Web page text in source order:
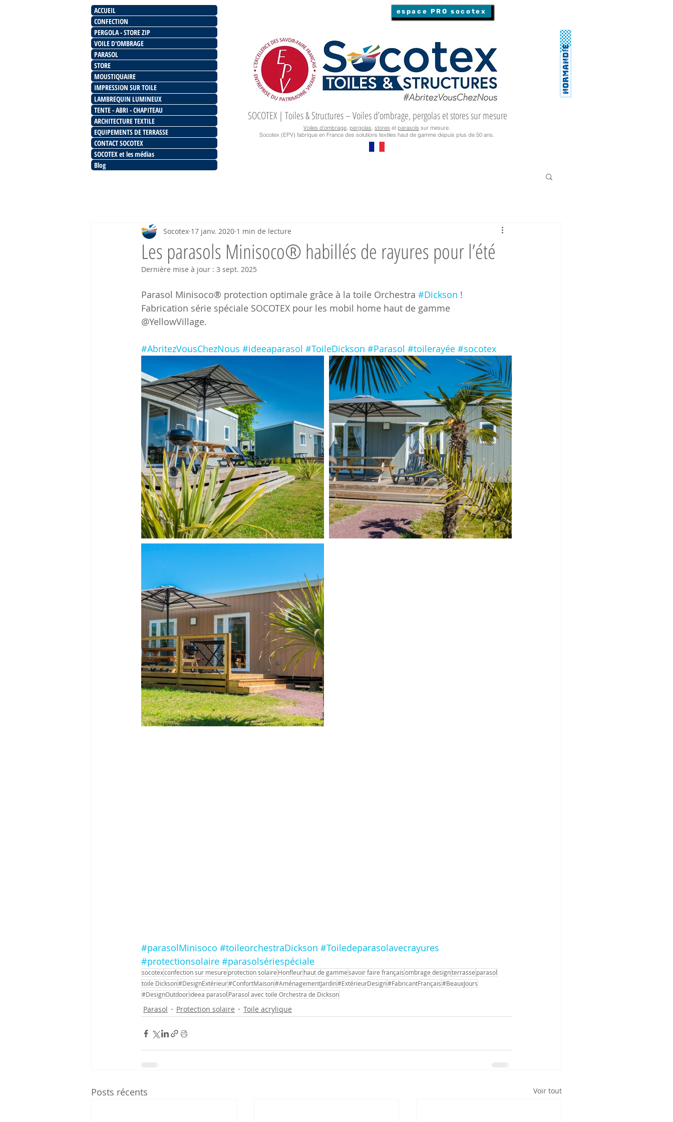
ACCUEIL
CONFECTION
PERGOLA - STORE ZIP
VOILE D'OMBRAGE
PARASOL
STORE
MOUSTIQUAIRE
IMPRESSION SUR TOILE
LAMBREQUIN LUMINEUX
TENTE - ABRI - CHAPITEAU
ARCHITECTURE TEXTILE
EQUIPEMENTS DE TERRASSE
CONTACT SOCOTEX
SOCOTEX et les médias
Blog
espace PRO socotex
SOCOTEX | Toiles & Structures – Voiles d’ombrage, pergolas et stores sur mesure
Voiles d’ombrage, pergolas, stores et parasols sur mesure.
Socotex (EPV) fabrique en France des solutions textiles haut de gamme depuis plus de 50 ans.
Les parasols Minisoco® habillés de rayures pour l’été
Socotex 17 janv. 2020 1 min de lecture
Dernière mise à jour : 3 sept. 2025
Parasol Minisoco® protection optimale grâce à la toile Orchestra #Dickson !
Fabrication série spéciale SOCOTEX pour les mobil home haut de gamme
@YellowVillage.
#AbritezVousChezNous #ideeaparasol #ToileDickson #Parasol #toilerayée #socotex
#parasolMinisoco #toileorchestraDickson #Toiledeparasolavecrayures
#protectionsolaire #parasolsériespéciale
socotexconfection sur mesure protection solaire Honfleurhaut de gammesavoir faire françaisombrage designterrasse parasol
toile Dickson#DesignExtérieur#ConfortMaison#AménagementJardin#ExtérieurDesign#FabricantFrançais#BeauxJours
#DesignOutdoorideea parasol Parasol avec toile Orchestra de Dickson
Parasol Protection solaire Toile acrylique
Posts récents Voir tout